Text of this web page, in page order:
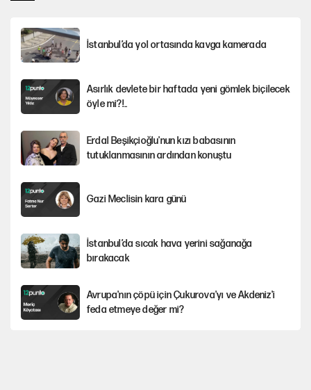
İstanbul’da yol ortasında kavga kamerada
Asırlık devlete bir haftada yeni gömlek biçilecek
öyle mi?!..
Erdal Beşikçioğlu'nun kızı babasının
tutuklanmasının ardından konuştu
Gazi Meclisin kara günü
İstanbul’da sıcak hava yerini sağanağa
bırakacak
Avrupa'nın çöpü için Çukurova'yı ve Akdeniz'i
feda etmeye değer mi?